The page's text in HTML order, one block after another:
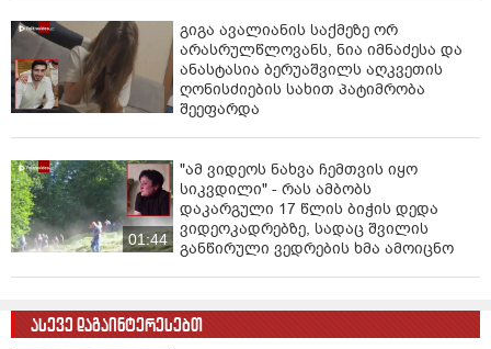
გიგა ავალიანის საქმეზე ორ
არასრულწლოვანს, ნია იმნაძესა და
ანასტასია ბერუაშვილს აღკვეთის
ღონისძიების სახით პატიმრობა
შეეფარდა
01:44
"ამ ვიდეოს ნახვა ჩემთვის იყო
სიკვდილი" - რას ამბობს
დაკარგული 17 წლის ბიჭის დედა
ვიდეოკადრებზე, სადაც შვილის
განწირული ვედრების ხმა ამოიცნო
ასევე დაგაინტერესებთ